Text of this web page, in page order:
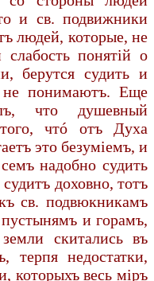
и св. подвижники
людей, которые, не
понятій о
берутся судить и
не понимаютъ. Еще
что душевный
чтó отъ Духа
это безуміемъ, и
надобно судить
доховно, тотъ
св. подвюкникамъ
и горамъ,
скитались въ
терпя недостатки,
которыхъ весь міръ